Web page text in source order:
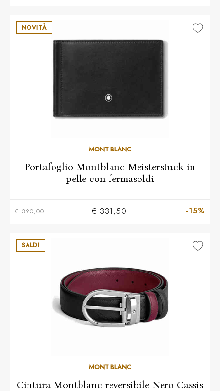
NOVITÀ
MONT BLANC
Portafoglio Montblanc Meisterstuck in
pelle con fermasoldi
€ 390,00 € 331,50 -15%
SALDI
MONT BLANC
Cintura Montblanc reversibile Nero Cassis